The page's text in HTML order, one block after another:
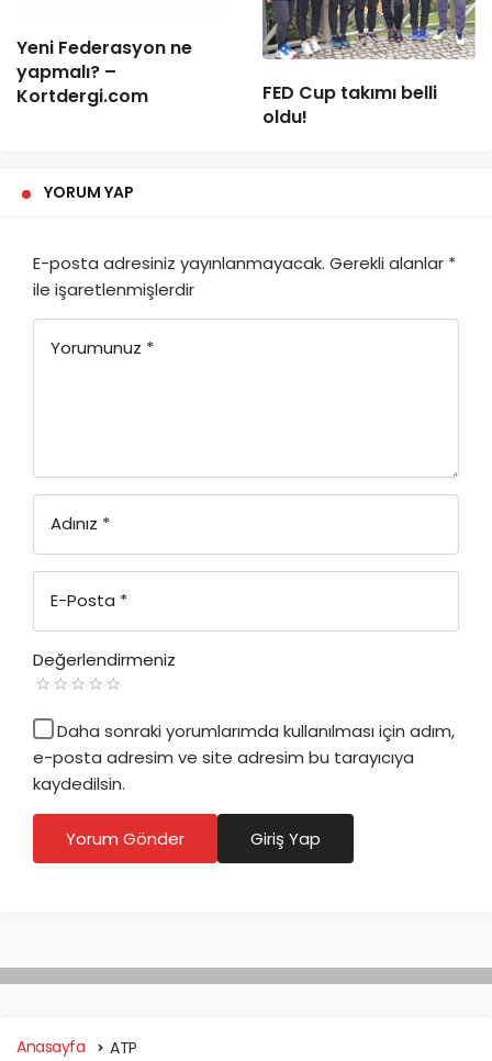
Yeni Federasyon ne
yapmalı? –
Kortdergi.com
FED Cup takımı belli
oldu!
YORUM YAP
E-posta adresiniz yayınlanmayacak. Gerekli alanlar *
ile işaretlenmişlerdir
Yorumunuz *
Adınız *
E-Posta *
Değerlendirmeniz
Daha sonraki yorumlarımda kullanılması için adım,
e-posta adresim ve site adresim bu tarayıcıya
kaydedilsin.
Yorum Gönder Giriş Yap
Anasayfa ATP